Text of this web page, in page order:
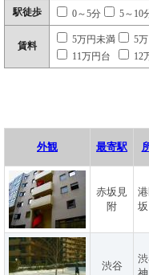
駅徒歩 0～5分 5～10
賃料
5万円未満
5
11万円台
12
外観 最寄駅
赤坂見
附
渋谷